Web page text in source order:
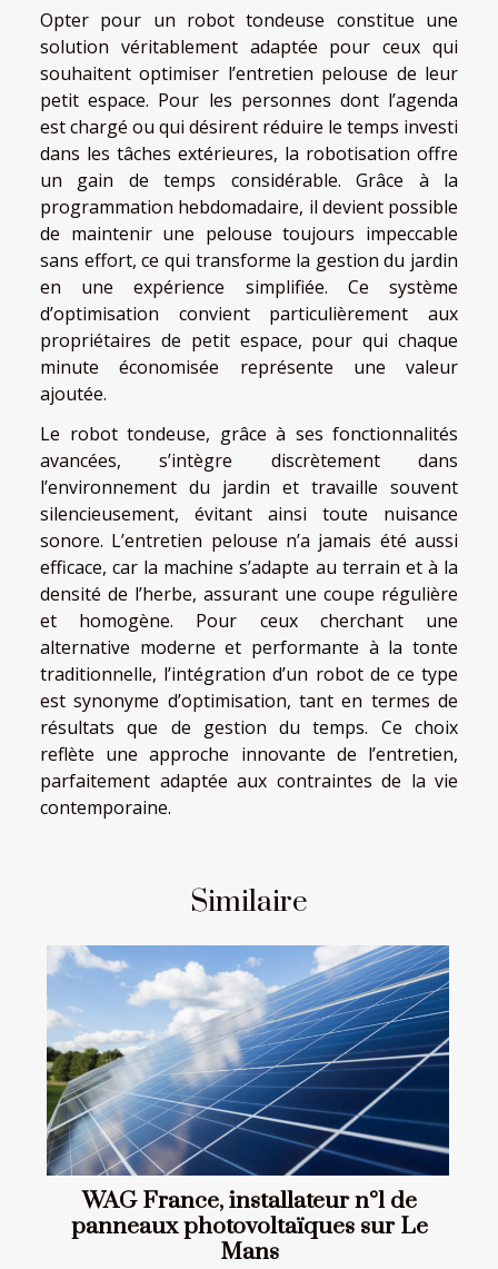
Opter pour un robot tondeuse constitue une
solution véritablement adaptée pour ceux qui
souhaitent optimiser l’entretien pelouse de leur
petit espace. Pour les personnes dont l’agenda
est chargé ou qui désirent réduire le temps investi
dans les tâches extérieures, la robotisation offre
un gain de temps considérable. Grâce à la
programmation hebdomadaire, il devient possible
de maintenir une pelouse toujours impeccable
sans effort, ce qui transforme la gestion du jardin
en une expérience simplifiée. Ce système
d’optimisation convient particulièrement aux
propriétaires de petit espace, pour qui chaque
minute économisée représente une valeur
ajoutée.
Le robot tondeuse, grâce à ses fonctionnalités
avancées, s’intègre discrètement dans
l’environnement du jardin et travaille souvent
silencieusement, évitant ainsi toute nuisance
sonore. L’entretien pelouse n’a jamais été aussi
efficace, car la machine s’adapte au terrain et à la
densité de l’herbe, assurant une coupe régulière
et homogène. Pour ceux cherchant une
alternative moderne et performante à la tonte
traditionnelle, l’intégration d’un robot de ce type
est synonyme d’optimisation, tant en termes de
résultats que de gestion du temps. Ce choix
reflète une approche innovante de l’entretien,
parfaitement adaptée aux contraintes de la vie
contemporaine.
Similaire
WAG France, installateur n°1 de
panneaux photovoltaïques sur Le
Mans